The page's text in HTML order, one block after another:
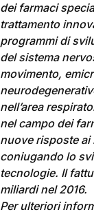
dei farmaci
trattamento
programmi di
del sistema
movimento,
nell’area
nel campo dei
nuove risposte
coniugando lo
tecnologie. Il
miliardi nel 2016.
Per ulteriori